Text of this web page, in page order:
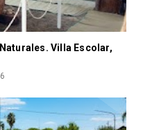
Villa Escolar,